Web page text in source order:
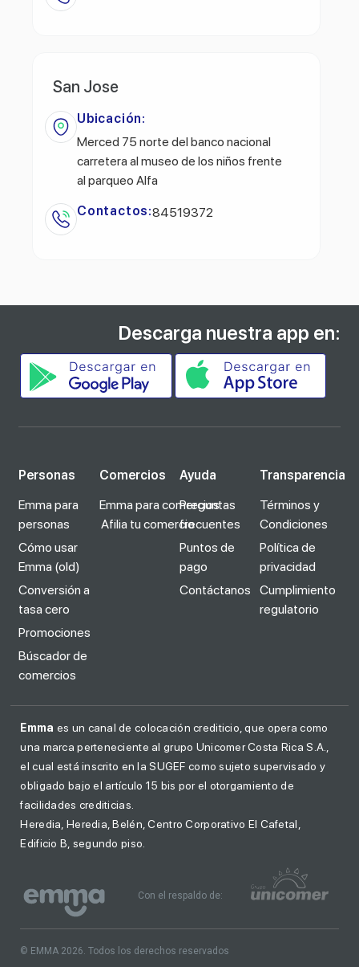
San Jose
Ubicación:
Merced 75 norte del banco nacional
carretera al museo de los niños frente
al parqueo Alfa
Contactos:84519372
Descarga nuestra app en:
Personas
Emma para
personas
Cómo usar
Emma (old)
Conversión a
tasa cero
Promociones
Búscador de
comercios
Comercios
Emma para comercios
Afilia tu comercio
Ayuda
Preguntas
frecuentes
Puntos de
pago
Contáctanos
Transparencia
Términos y
Condiciones
Política de
privacidad
Cumplimiento
regulatorio
Emma es un canal de colocación crediticio, que opera como
una marca perteneciente al grupo Unicomer Costa Rica S.A.,
el cual está inscrito en la SUGEF como sujeto supervisado y
obligado bajo el artículo 15 bis por el otorgamiento de
facilidades crediticias.
Heredia, Heredia, Belén, Centro Corporativo El Cafetal,
Edificio B, segundo piso.
© EMMA 2026. Todos los derechos reservados
Con el respaldo de: